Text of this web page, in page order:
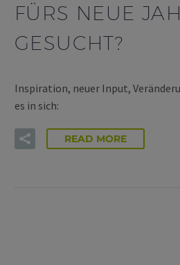
FÜRS NEUE
GESUCHT?
Inspiration, neuer Input,
es in sich:
READ MORE